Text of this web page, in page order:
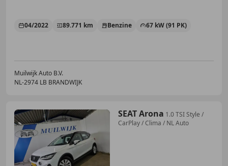
04/2022 89.771 km Benzine 67 kW (91 PK)
Muilwijk Auto B.V.
NL-2974 LB BRANDWIJK
SEAT Arona 1.0 TSI Style /
CarPlay / Clima / NL Auto